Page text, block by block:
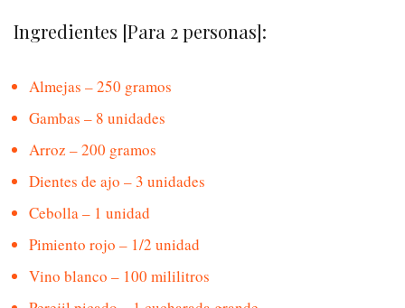
Ingredientes [Para 2 personas]:
Almejas – 250 gramos
Gambas – 8 unidades
Arroz – 200 gramos
Dientes de ajo – 3 unidades
Cebolla – 1 unidad
Pimiento rojo – 1/2 unidad
Vino blanco – 100 mililitros